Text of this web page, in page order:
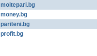
moitepari.bg
money.bg
pariteni.bg
profit.bg